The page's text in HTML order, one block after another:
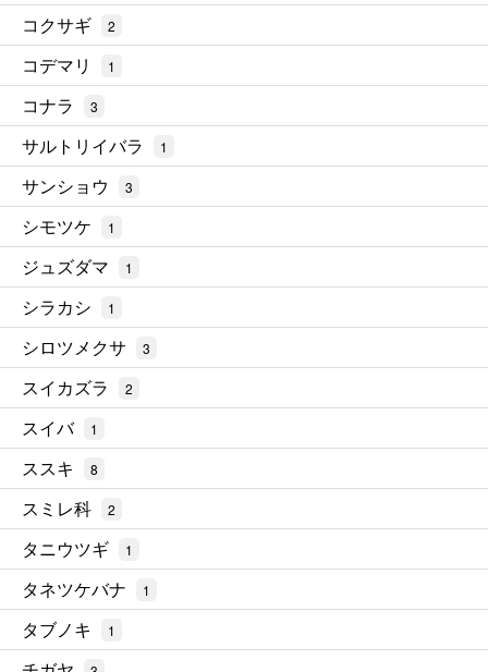
コクサギ 2
コデマリ 1
コナラ 3
サルトリイバラ 1
サンショウ 3
シモツケ 1
ジュズダマ 1
シラカシ 1
シロツメクサ 3
スイカズラ 2
スイバ 1
ススキ 8
スミレ科 2
タニウツギ 1
タネツケバナ 1
タブノキ 1